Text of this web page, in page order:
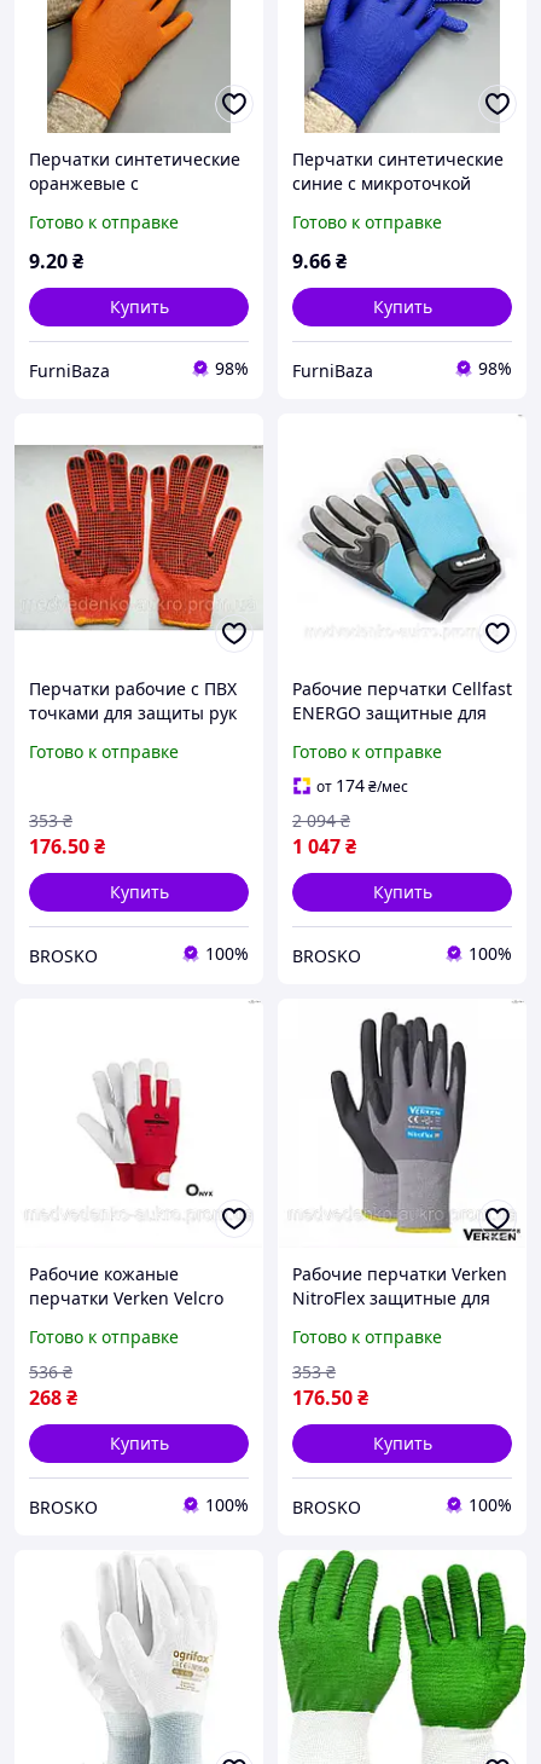
Перчатки синтетические
оранжевые с
рабочие нейлоновые,
размер L, для монтажа,
ремонта
Готово к отправке
9.20₴
Купить
FurniBaza 98%
Перчатки синтетические
синие с микроточкой
нейлоновые, размер M,
для монтажа, упаковки,
Готово к отправке
9.66₴
Купить
FurniBaza 98%
Перчатки рабочие с ПВХ
точками для защиты рук
ремонте 5 пар
Готово к отправке
176.50₴
353 ₴
Купить
BROSKO 100%
Рабочие перчатки Cellfast
ENERGO защитные для
садоводстве и ремонте
Готово к отправке
от 174₴/мес
1 047₴
2 094 ₴
Купить
BROSKO 100%
Рабочие кожаные
перчатки Verken Velcro
работе в строительстве и
ремонте
Готово к отправке
268₴
536 ₴
Купить
BROSKO 100%
Рабочие перчатки Verken
NitroFlex защитные для
износостойкие и удобные
Готово к отправке
176.50₴
353 ₴
Купить
BROSKO 100%